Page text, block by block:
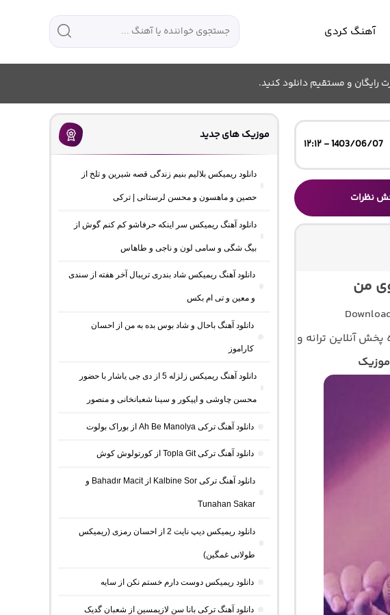
آهنگ کردی
رایگان و مستقیم دانلود کنید.
1403/06/07 - ۱۲:۱۲
نظرات
من
پخش آنلاین ترانه و
موزیک های جدید
دانلود ریمیکس بلالیم بنیم زندگی قصه شیرین و تلخ از
حصین و ماهسون و محسن لرستانی | ترکی
دانلود آهنگ ریمیکس سر اینکه حرفاشو کم کنم گوش از
بیگ شگی و سامی لون و ناجی و طاهاس
دانلود آهنگ ریمیکس شاد بندری تریبال آخر هفته از سندی
و معین و تی ام بکس
دانلود آهنگ باحال و شاد بوس بده به من از احسان
کاراموز
دانلود آهنگ ریمیکس زلزله 5 از دی جی یاشار با حضور
محسن چاوشی و اپیکور و سینا شعبانخانی و منصور
دانلود آهنگ ترکی Ah Be Manolya از بوراک بولوت
دانلود آهنگ ترکی Topla Git از کورتولوش کوش
دانلود آهنگ ترکی Kalbine Sor از Bahadır Macit و
Tunahan Sakar
دانلود ریمیکس دیپ نایت 2 از احسان رمزی (ریمیکس
طولانی غمگین)
دانلود ریمیکس دوست دارم خستم نکن از سایه
دانلود آهنگ ترکی بانا سن لازیمسین از شعبان گدیک